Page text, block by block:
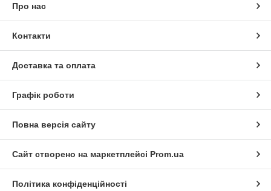
Про нас
Контакти
Доставка та оплата
Графік роботи
Повна версія сайту
Сайт створено на маркетплейсі Prom.ua
Політика конфіденційності